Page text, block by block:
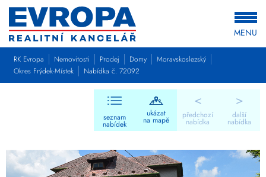
MENU
RK Evropa Nemovitosti Prodej Domy
Moravskoslezský
Okres Frýdek-Místek
Nabídka č. 72092
<
předchozí
nabídka
seznam
nabídek
ukázat
na mapě
>
další
nabídka